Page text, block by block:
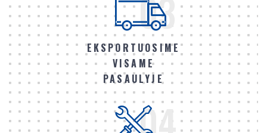
03
EKSPORTUOSIME
VISAME
PASAULYJE